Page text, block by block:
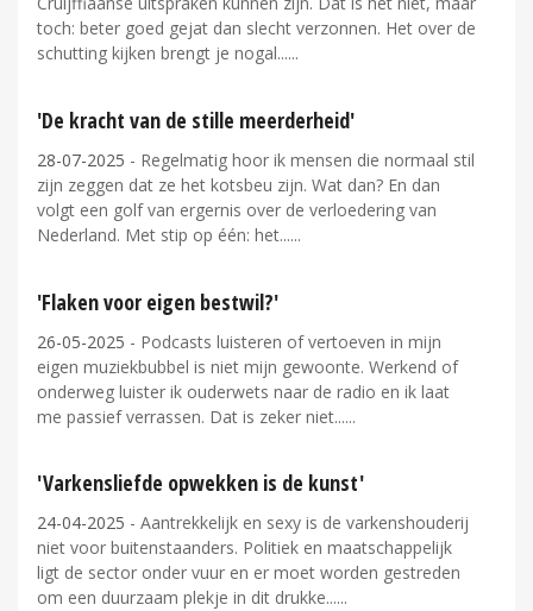
toch: beter goed gejat dan slecht verzonnen. Het over de
schutting kijken brengt je nogal...
'De kracht van de stille meerderheid'
28-07-2025 - Regelmatig hoor ik mensen die normaal stil
zijn zeggen dat ze het kotsbeu zijn. Wat dan? En dan
volgt een golf van ergernis over de verloedering van
Nederland. Met stip op één: het...
'Flaken voor eigen bestwil?'
26-05-2025 - Podcasts luisteren of vertoeven in mijn
eigen muziekbubbel is niet mijn gewoonte. Werkend of
onderweg luister ik ouderwets naar de radio en ik laat
me passief verrassen. Dat is zeker niet...
'Varkensliefde opwekken is de kunst'
24-04-2025 - Aantrekkelijk en sexy is de varkenshouderij
niet voor buitenstaanders. Politiek en maatschappelijk
ligt de sector onder vuur en er moet worden gestreden
om een duurzaam plekje in dit drukke...